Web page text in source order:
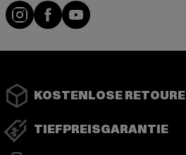
Instagram
FacebookYouTube
KOSTENLOSE RETOURE
TIEFPREISGARANTIE